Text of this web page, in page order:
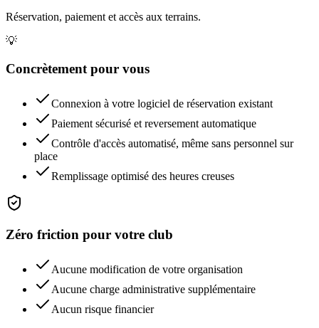
Réservation, paiement et accès aux terrains.
💡
Concrètement pour vous
Connexion à votre logiciel de réservation existant
Paiement sécurisé et reversement automatique
Contrôle d'accès automatisé, même sans personnel sur
place
Remplissage optimisé des heures creuses
Zéro friction pour votre club
Aucune modification de votre organisation
Aucune charge administrative supplémentaire
Aucun risque financier